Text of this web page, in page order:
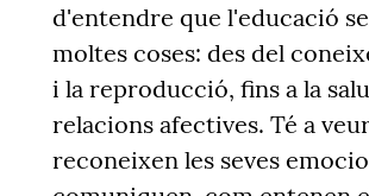
d'entendre que l'educació
moltes coses: des del
i la reproducció, fins a la
relacions afectives. Té a
reconeixen les seves